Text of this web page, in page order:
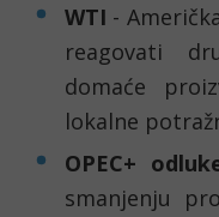
WTI -
reagovati
domaće
lokalne
OPEC+
smanjenju